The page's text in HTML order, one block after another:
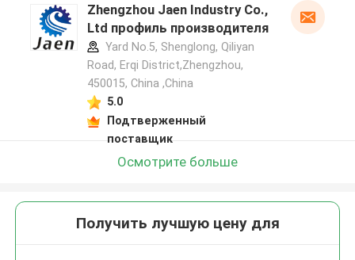
Zhengzhou Jaen Industry Co.,
Ltd профиль производителя
Yard No.5, Shenglong, Qiliyan
Road, Erqi District,Zhengzhou,
450015, China ,China
5.0
Подтверженный
поставщик
Осмотрите больше
Получить лучшую цену для